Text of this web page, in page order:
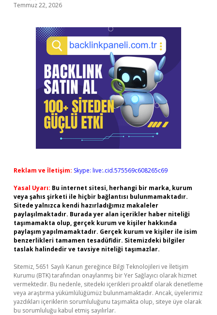
Temmuz 22, 2026
Reklam ve İletişim: Skype: live:.cid.575569c608265c69
Yasal Uyarı: Bu internet sitesi, herhangi bir marka, kurum
veya şahıs şirketi ile hiçbir bağlantısı bulunmamaktadır.
Sitede yalnızca kendi hazırladığımız makaleler
paylaşılmaktadır. Burada yer alan içerikler haber niteliği
taşımamakta olup, gerçek kurum ve kişiler hakkında
paylaşım yapılmamaktadır. Gerçek kurum ve kişiler ile isim
benzerlikleri tamamen tesadüfidir. Sitemizdeki bilgiler
taslak halindedir ve tavsiye niteliği taşımazlar.
Sitemiz, 5651 Sayılı Kanun gereğince Bilgi Teknolojileri ve İletişim
Kurumu (BTK) tarafından onaylanmış bir Yer Sağlayıcı olarak hizmet
vermektedir. Bu nedenle, sitedeki içerikleri proaktif olarak denetleme
veya araştırma yükümlülüğümüz bulunmamaktadır. Ancak, üyelerimiz
yazdıkları içeriklerin sorumluluğunu taşımakta olup, siteye üye olarak
bu sorumluluğu kabul etmiş sayılırlar.